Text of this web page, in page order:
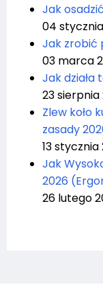
Jak
04
Jak zrobić
03 marca
Jak
23 sierpnia
Zlew koło
zasady
13 stycznia
Jak
2026
26 lutego